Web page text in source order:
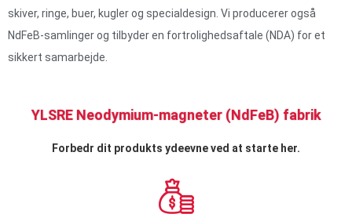
skiver, ringe, buer, kugler og specialdesign. Vi producerer også
NdFeB-samlinger og tilbyder en fortrolighedsaftale (NDA) for et
sikkert samarbejde.
YLSRE Neodymium-magneter (NdFeB) fabrik
Forbedr dit produkts ydeevne ved at starte her.